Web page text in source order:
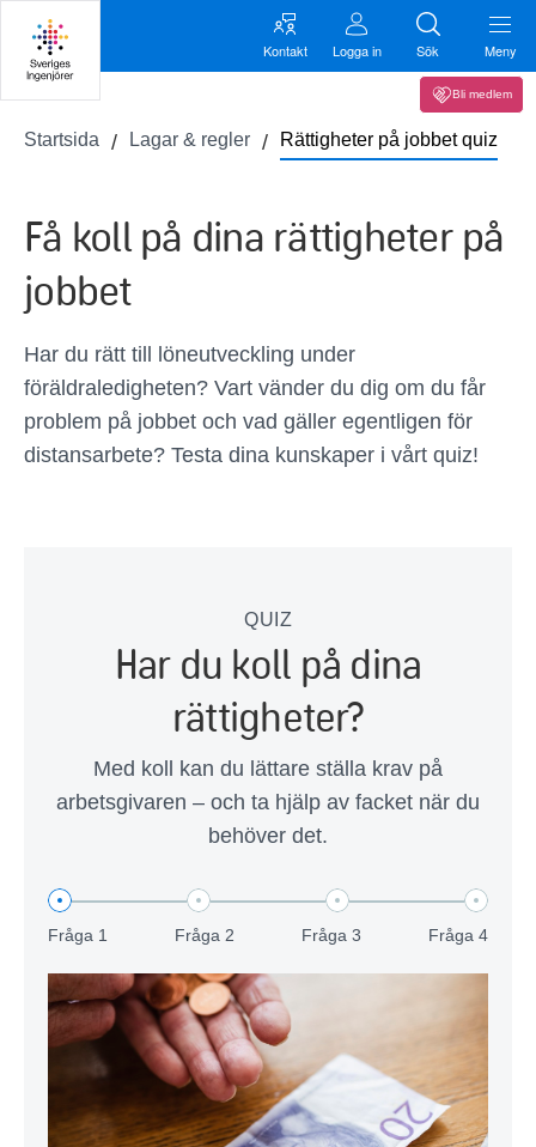
Kontakt Logga in Sök Meny
Bli medlem
Startsida Lagar & regler Rättigheter på jobbet quiz
Få koll på dina rättigheter på
jobbet
Har du rätt till löneutveckling under
föräldraledigheten? Vart vänder du dig om du får
problem på jobbet och vad gäller egentligen för
distansarbete? Testa dina kunskaper i vårt quiz!
QUIZ
Har du koll på dina
rättigheter?
Med koll kan du lättare ställa krav på
arbetsgivaren – och ta hjälp av facket när du
behöver det.
Fråga 1 Fråga 2 Fråga 3 Fråga 4